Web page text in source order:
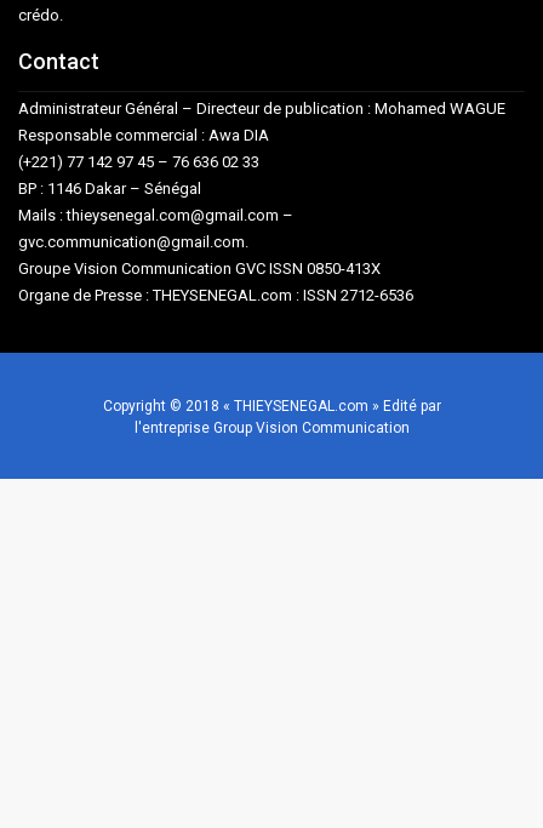
crédo.
Contact
Administrateur Général – Directeur de publication : Mohamed WAGUE
Responsable commercial : Awa DIA
(+221) 77 142 97 45 – 76 636 02 33
BP : 1146 Dakar – Sénégal
Mails : thieysenegal.com@gmail.com –
gvc.communication@gmail.com.
Groupe Vision Communication GVC ISSN 0850-413X
Organe de Presse : THEYSENEGAL.com : ISSN 2712-6536
Copyright © 2018 « THIEYSENEGAL.com » Edité par
l'entreprise Group Vision Communication